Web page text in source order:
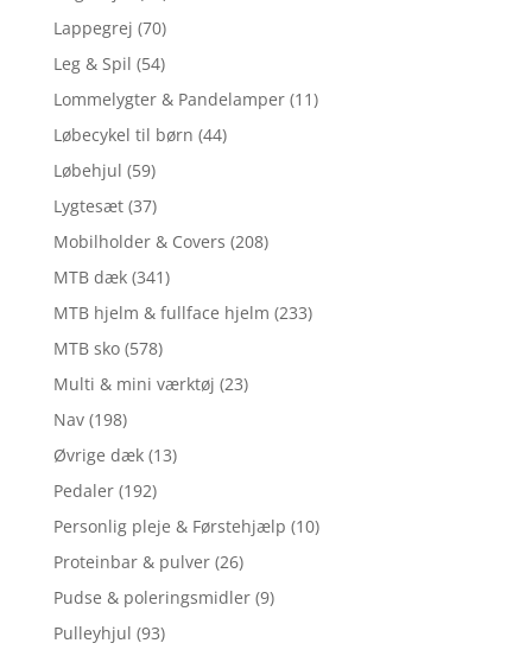
Lappegrej (70)
Leg & Spil (54)
Lommelygter & Pandelamper (11)
Løbecykel til børn (44)
Løbehjul (59)
Lygtesæt (37)
Mobilholder & Covers (208)
MTB dæk (341)
MTB hjelm & fullface hjelm (233)
MTB sko (578)
Multi & mini værktøj (23)
Nav (198)
Øvrige dæk (13)
Pedaler (192)
Personlig pleje & Førstehjælp (10)
Proteinbar & pulver (26)
Pudse & poleringsmidler (9)
Pulleyhjul (93)